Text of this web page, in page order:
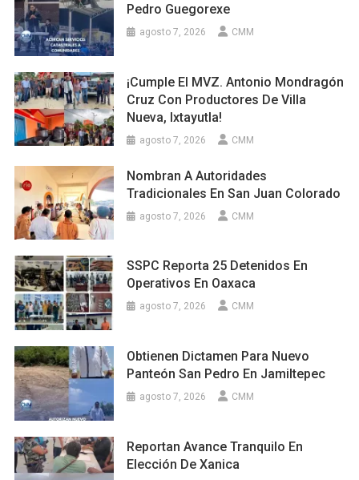
Pedro Guegorexe
agosto 7, 2026 CMM
¡Cumple El MVZ. Antonio Mondragón
Cruz Con Productores De Villa
Nueva, Ixtayutla!
agosto 7, 2026 CMM
Nombran A Autoridades
Tradicionales En San Juan Colorado
agosto 7, 2026 CMM
SSPC Reporta 25 Detenidos En
Operativos En Oaxaca
agosto 7, 2026 CMM
Obtienen Dictamen Para Nuevo
Panteón San Pedro En Jamiltepec
agosto 7, 2026 CMM
Reportan Avance Tranquilo En
Elección De Xanica